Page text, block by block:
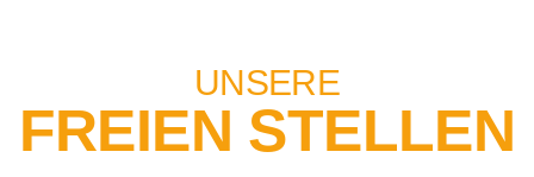
UNSERE
FREIEN STELLEN